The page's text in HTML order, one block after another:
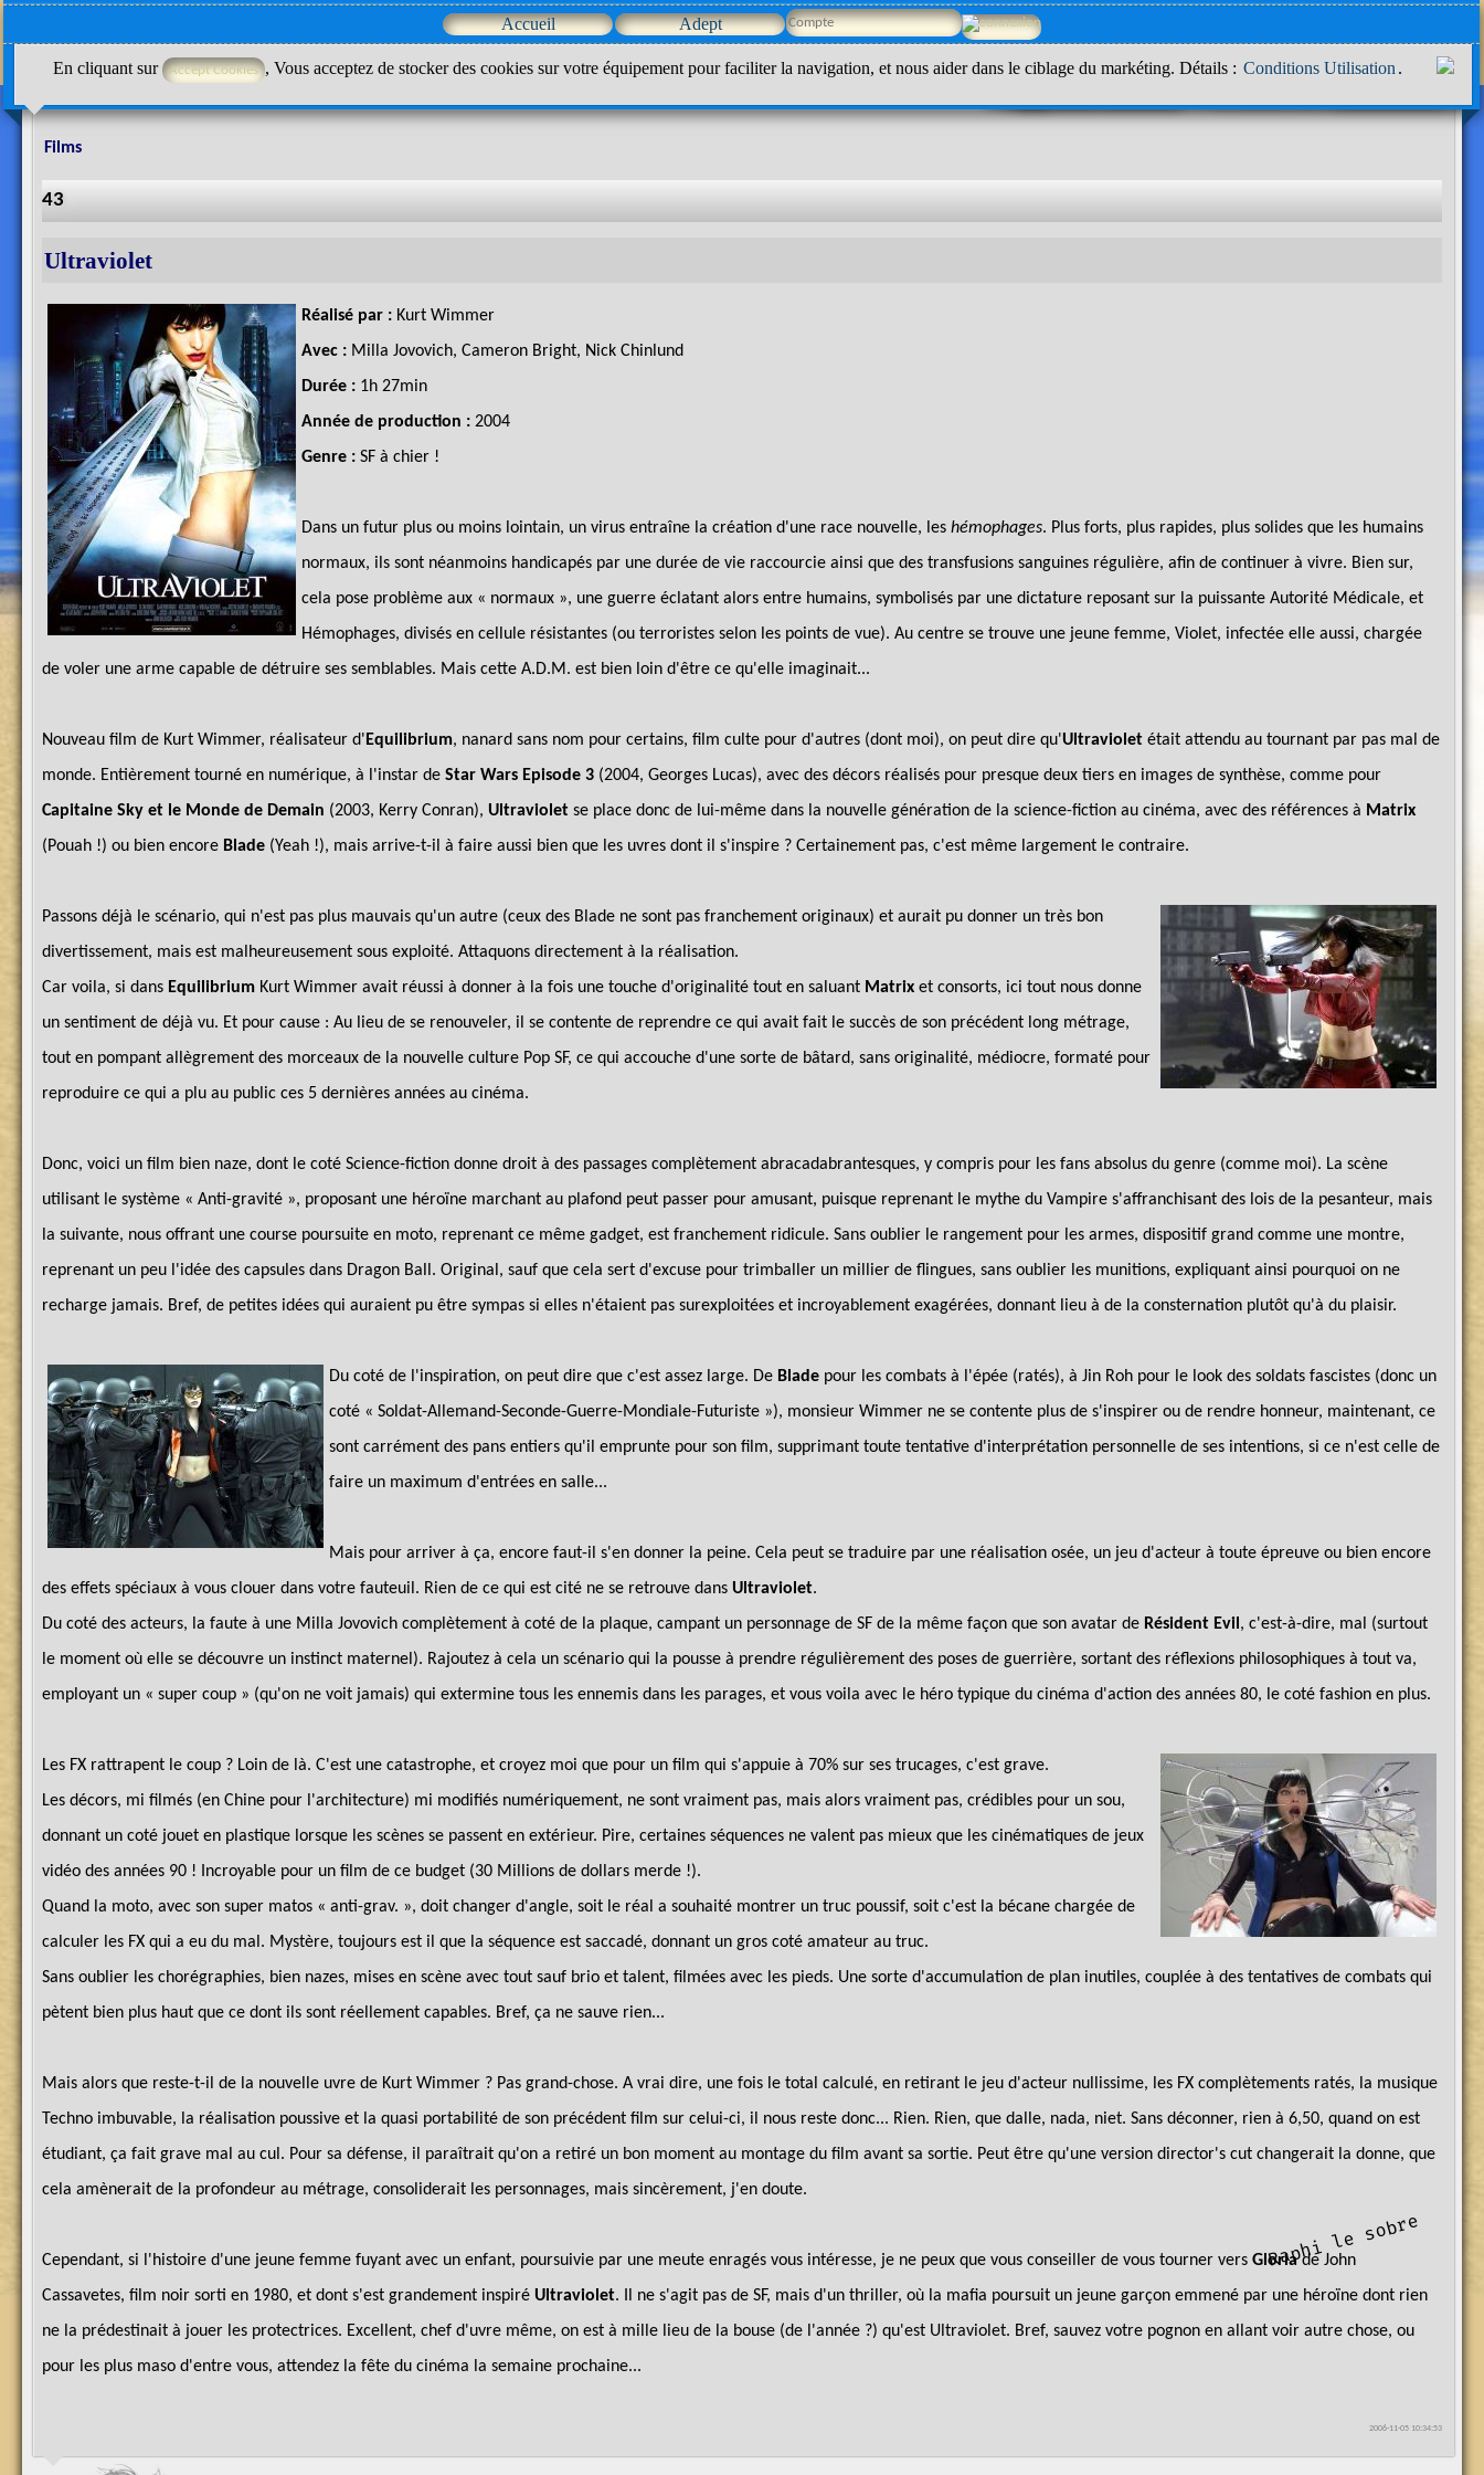
Accueil Adept
En cliquant sur , Vous acceptez de stocker des cookies sur votre équipement pour faciliter la navigation, et nous aider dans le ciblage du markéting. Détails : Conditions Utilisation .
Films
43
Ultraviolet
Réalisé par : Kurt Wimmer
Avec : Milla Jovovich, Cameron Bright, Nick Chinlund
Durée : 1h 27min
Année de production : 2004
Genre : SF à chier !
Dans un futur plus ou moins lointain, un virus entraîne la création d'une race nouvelle, les hémophages. Plus forts, plus rapides, plus solides que les humains
normaux, ils sont néanmoins handicapés par une durée de vie raccourcie ainsi que des transfusions sanguines régulière, afin de continuer à vivre. Bien sur,
cela pose problème aux « normaux », une guerre éclatant alors entre humains, symbolisés par une dictature reposant sur la puissante Autorité Médicale, et
Hémophages, divisés en cellule résistantes (ou terroristes selon les points de vue). Au centre se trouve une jeune femme, Violet, infectée elle aussi, chargée
de voler une arme capable de détruire ses semblables. Mais cette A.D.M. est bien loin d'être ce qu'elle imaginait...
Nouveau film de Kurt Wimmer, réalisateur d' Equilibrium, nanard sans nom pour certains, film culte pour d'autres (dont moi), on peut dire qu'Ultraviolet était attendu au tournant par pas mal de
monde. Entièrement tourné en numérique, à l'instar de Star Wars Episode 3 (2004, Georges Lucas), avec des décors réalisés pour presque deux tiers en images de synthèse, comme pour
Capitaine Sky et le Monde de Demain (2003, Kerry Conran), Ultraviolet se place donc de lui-même dans la nouvelle génération de la science-fiction au cinéma, avec des références à Matrix
(Pouah !) ou bien encore Blade (Yeah !), mais arrive-t-il à faire aussi bien que les uvres dont il s'inspire ? Certainement pas, c'est même largement le contraire.
Passons déjà le scénario, qui n'est pas plus mauvais qu'un autre (ceux des Blade ne sont pas franchement originaux) et aurait pu donner un très bon
divertissement, mais est malheureusement sous exploité. Attaquons directement à la réalisation.
Car voila, si dans Equilibrium Kurt Wimmer avait réussi à donner à la fois une touche d'originalité tout en saluant Matrix et consorts, ici tout nous donne
un sentiment de déjà vu. Et pour cause : Au lieu de se renouveler, il se contente de reprendre ce qui avait fait le succès de son précédent long métrage,
tout en pompant allègrement des morceaux de la nouvelle culture Pop SF, ce qui accouche d'une sorte de bâtard, sans originalité, médiocre, formaté pour
reproduire ce qui a plu au public ces 5 dernières années au cinéma.
Donc, voici un film bien naze, dont le coté Science-fiction donne droit à des passages complètement abracadabrantesques, y compris pour les fans absolus du genre (comme moi). La scène
utilisant le système « Anti-gravité », proposant une héroïne marchant au plafond peut passer pour amusant, puisque reprenant le mythe du Vampire s'affranchisant des lois de la pesanteur, mais
la suivante, nous offrant une course poursuite en moto, reprenant ce même gadget, est franchement ridicule. Sans oublier le rangement pour les armes, dispositif grand comme une montre,
reprenant un peu l'idée des capsules dans Dragon Ball. Original, sauf que cela sert d'excuse pour trimballer un millier de flingues, sans oublier les munitions, expliquant ainsi pourquoi on ne
recharge jamais. Bref, de petites idées qui auraient pu être sympas si elles n'étaient pas surexploitées et incroyablement exagérées, donnant lieu à de la consternation plutôt qu'à du plaisir.
Du coté de l'inspiration, on peut dire que c'est assez large. De Blade pour les combats à l'épée (ratés), à Jin Roh pour le look des soldats fascistes (donc un
coté « Soldat-Allemand-Seconde-Guerre-Mondiale-Futuriste »), monsieur Wimmer ne se contente plus de s'inspirer ou de rendre honneur, maintenant, ce
sont carrément des pans entiers qu'il emprunte pour son film, supprimant toute tentative d'interprétation personnelle de ses intentions, si ce n'est celle de
faire un maximum d'entrées en salle...
Mais pour arriver à ça, encore faut-il s'en donner la peine. Cela peut se traduire par une réalisation osée, un jeu d'acteur à toute épreuve ou bien encore
des effets spéciaux à vous clouer dans votre fauteuil. Rien de ce qui est cité ne se retrouve dans Ultraviolet.
Du coté des acteurs, la faute à une Milla Jovovich complètement à coté de la plaque, campant un personnage de SF de la même façon que son avatar de Résident Evil , c'est-à-dire, mal (surtout
le moment où elle se découvre un instinct maternel). Rajoutez à cela un scénario qui la pousse à prendre régulièrement des poses de guerrière, sortant des réflexions philosophiques à tout va,
employant un « super coup » (qu'on ne voit jamais) qui extermine tous les ennemis dans les parages, et vous voila avec le héro typique du cinéma d'action des années 80, le coté fashion en plus.
Les FX rattrapent le coup ? Loin de là. C'est une catastrophe, et croyez moi que pour un film qui s'appuie à 70% sur ses trucages, c'est grave.
Les décors, mi filmés (en Chine pour l'architecture) mi modifiés numériquement, ne sont vraiment pas, mais alors vraiment pas, crédibles pour un sou,
donnant un coté jouet en plastique lorsque les scènes se passent en extérieur. Pire, certaines séquences ne valent pas mieux que les cinématiques de jeux
vidéo des années 90 ! Incroyable pour un film de ce budget (30 Millions de dollars merde !).
Quand la moto, avec son super matos « anti-grav. », doit changer d'angle, soit le réal a souhaité montrer un truc poussif, soit c'est la bécane chargée de
calculer les FX qui a eu du mal. Mystère, toujours est il que la séquence est saccadé, donnant un gros coté amateur au truc.
Sans oublier les chorégraphies, bien nazes, mises en scène avec tout sauf brio et talent, filmées avec les pieds. Une sorte d'accumulation de plan inutiles, couplée à des tentatives de combats qui
pètent bien plus haut que ce dont ils sont réellement capables. Bref, ça ne sauve rien...
Mais alors que reste-t-il de la nouvelle uvre de Kurt Wimmer ? Pas grand-chose. A vrai dire, une fois le total calculé, en retirant le jeu d'acteur nullissime, les FX complètements ratés, la musique
Techno imbuvable, la réalisation poussive et la quasi portabilité de son précédent film sur celui-ci, il nous reste donc... Rien. Rien, que dalle, nada, niet. Sans déconner, rien à 6,50, quand on est
étudiant, ça fait grave mal au cul. Pour sa défense, il paraîtrait qu'on a retiré un bon moment au montage du film avant sa sortie. Peut être qu'une version director's cut changerait la donne, que
cela amènerait de la profondeur au métrage, consoliderait les personnages, mais sincèrement, j'en doute.
Cependant, si l'histoire d'une jeune femme fuyant avec un enfant, poursuivie par une meute enragés vous intéresse, je ne peux que vous conseiller de vous tourner vers Gloriade John
Cassavetes, film noir sorti en 1980, et dont s'est grandement inspiré Ultraviolet. Il ne s'agit pas de SF, mais d'un thriller, où la mafia poursuit un jeune garçon emmené par une héroïne dont rien
ne la prédestinait à jouer les protectrices. Excellent, chef d'uvre même, on est à mille lieu de la bouse (de l'année ?) qu'est Ultraviolet. Bref, sauvez votre pognon en allant voir autre chose, ou
pour les plus maso d'entre vous, attendez la fête du cinéma la semaine prochaine...
r
a
p
h
i
l
e
s
o
b
re
2006-11-05 10:34:53